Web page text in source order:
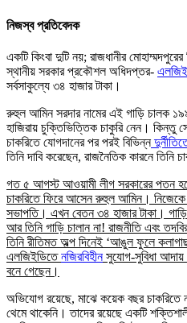
নিজস্ব প্রতিবেদক
একটি কিংবা দুটি নয়; রাজধানীর
স্থানীয় সরকার প্রকৌশল অধিদপ্তর-
সর্বসাকুল্যে ৩৪ হাজার টাকা।
রুহুল আমিন সরদার নামের এই গাড়ি চালক
হাজিরায় চুক্তিভিত্তিক চাকুরি নেন। কিন্তু
চাকরিতে যোগদানের পর পরই বিভিন্ন
তিনি দাবি করেছেন, রাজনৈতিক কারনে তিনি
গত ৫ আগস্ট আওয়ামী লীগ সরকারের পতন
চাকরিতে ফিরে আসেন রুহুল আমিন। নিজেকে
সভাপতি। এখন বেতন ৩৪ হাজার টাকা।
আর তিনি গাড়ি চালান না! রাজনীতি এবং
তিনি রীতিমত অল্প দিনেই ‘আঙুল ফুলে
এলজিইডিতেনজিরবিহীনসুযোগ-সুবিধা আদায়
বনে গেছেন।
অভিযোগ রয়েছে, মাঝে কয়েক বছর চাকরিতে
থেমে থাকেনি। তাদের রয়েছে একটি